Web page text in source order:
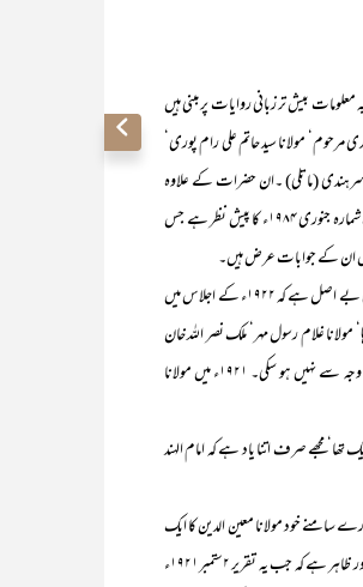
بیش تر زبانی روایات پر مبنی ہیں
مرحوم‘ مولانا سید حاتم علی رام پوری‘
سرہندی (ماتلی) ۔ان حضرات کے علاوہ
مولانامعین الدین کا ایک مکتوب (بنام مولانا عبدالباری فرنگی محلی) بھی پیش نظر ہے‘ مگر ماہنامہ میثاق لاہور کا ایک شمارہ جنوری ۱۹۸۴ء کا پیش نظر ہے جس
ان کے جوابات عرض ہیں۔
پہلی بات یہ کہ مولانا کی یہ تقریر کس اجلاس میں ہوئی تھی ؟ یوسف سلیم چشتی مرحوم کا یہ بیان تو بالکل ہی بے اصل ہے کہ ۱۹۲۲ء کے اجلاس میں
غلام رسول مہر‘ ملک نصر اللہ خان
عزیز کے بیانات میثاق میں نقل ہو چکے ہیں کہ وہ اجلاس جس میں بیعت ہونا تھی مگر مولانا معین الدین وغیرہ کی وجہ سے نہیں ہو سکی۔ ۱۹۲۱ء میں مولانا
مجھے صرف اتنا یاد ہے کہ امام الہند
سالانہ اجلاس منعقدہ دہلی نومبر۱۹۲۰ء میں ہوا تھا‘ ہمارے سامنے خود مولانا معین الدین کا ایک
مکتوب (ملک مولانا حکیم نصیر الدین ندوی) ہے جو ۲ستمبر۱۹۲۱ء کو لکھا گیا ہے۔ اور اس میں اس واقعہ کا ذکر ہے اور ظاہر ہے کہ جب یہ تقریر ۲ستمبر۱۹۲۱ء